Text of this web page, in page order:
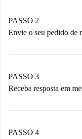
Você tem todas
antecipadamente.
PASSO 2
Envie o seu pedido de
Não cobramos
PASSO 3
Receba resposta em
proprietário.
PASSO 4